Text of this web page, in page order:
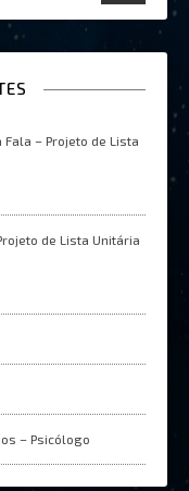
– Projeto de Lista
de Lista Unitária
– Psicólogo